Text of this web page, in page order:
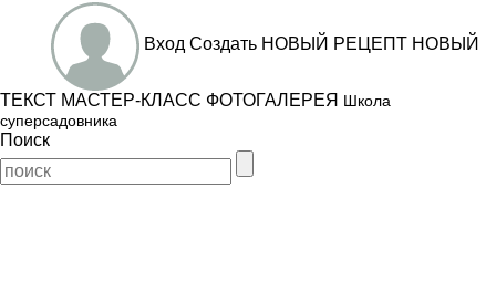
Вход Создать НОВЫЙ РЕЦЕПТ НОВЫЙ
ТЕКСТ МАСТЕР-КЛАСС ФОТОГАЛЕРЕЯ Школа
суперсадовника
Поиск